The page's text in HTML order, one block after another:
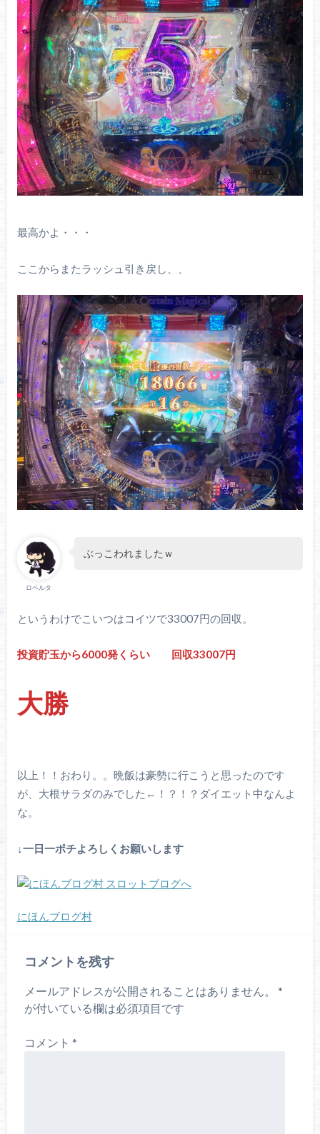
最高かよ・・・
ここからまたラッシュ引き戻し、、
ロベルタ
ぶっこわれましたｗ
というわけでこいつはコイツで33007円の回収。
投資貯玉から6000発くらい 回収33007円
大勝
以上！！おわり。。晩飯は豪勢に行こうと思ったのです
が、大根サラダのみでした←！？！？ダイエット中なんよ
な。
↓一日一ポチよろしくお願いします
にほんブログ村
コメントを残す
メールアドレスが公開されることはありません。
*
が付いている欄は必須項目です
コメント *